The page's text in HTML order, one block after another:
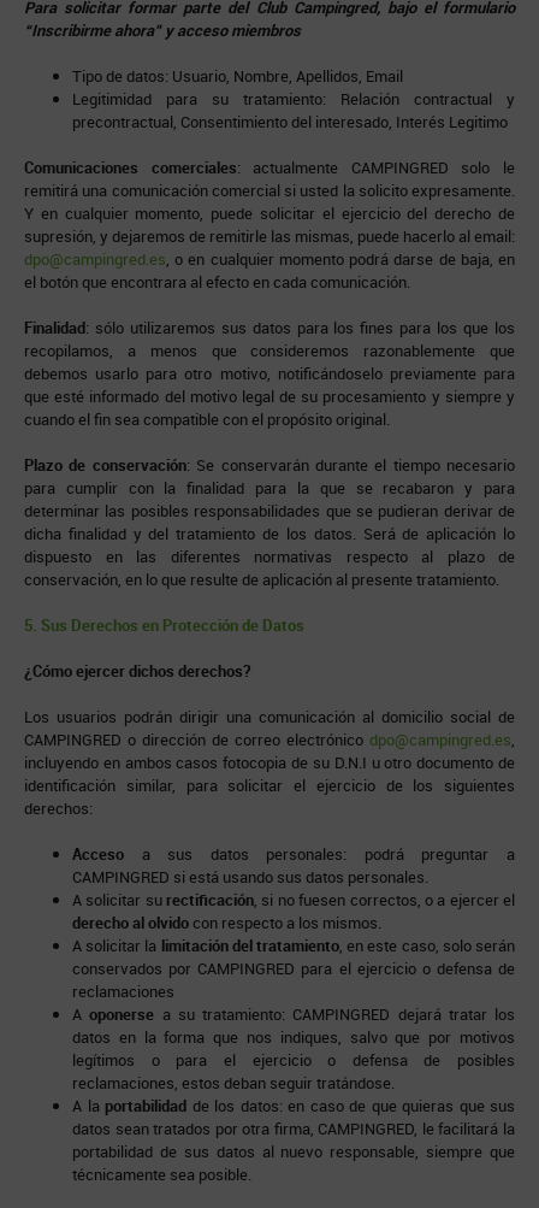
Para solicitar formar parte del Club Campingred, bajo el formulario
“Inscribirme ahora” y acceso miembros
Tipo de datos: Usuario, Nombre, Apellidos, Email
Legitimidad para su tratamiento: Relación contractual y
precontractual, Consentimiento del interesado, Interés Legitimo
Comunicaciones comerciales: actualmente CAMPINGRED solo le
remitirá una comunicación comercial si usted la solicito expresamente.
Y en cualquier momento, puede solicitar el ejercicio del derecho de
supresión, y dejaremos de remitirle las mismas, puede hacerlo al email:
dpo@campingred.es, o en cualquier momento podrá darse de baja, en
el botón que encontrara al efecto en cada comunicación.
Finalidad: sólo utilizaremos sus datos para los fines para los que los
recopilamos, a menos que consideremos razonablemente que
debemos usarlo para otro motivo, notificándoselo previamente para
que esté informado del motivo legal de su procesamiento y siempre y
cuando el fin sea compatible con el propósito original.
Plazo de conservación: Se conservarán durante el tiempo necesario
para cumplir con la finalidad para la que se recabaron y para
determinar las posibles responsabilidades que se pudieran derivar de
dicha finalidad y del tratamiento de los datos. Será de aplicación lo
dispuesto en las diferentes normativas respecto al plazo de
conservación, en lo que resulte de aplicación al presente tratamiento.
5. Sus Derechos en Protección de Datos
¿Cómo ejercer dichos derechos?
Los usuarios podrán dirigir una comunicación al domicilio social de
CAMPINGRED o dirección de correo electrónico dpo@campingred.es,
incluyendo en ambos casos fotocopia de su D.N.I u otro documento de
identificación similar, para solicitar el ejercicio de los siguientes
derechos:
Acceso a sus datos personales: podrá preguntar a
CAMPINGRED si está usando sus datos personales.
A solicitar su rectificación, si no fuesen correctos, o a ejercer el
derecho al olvidocon respecto a los mismos.
A solicitar la limitación del tratamiento, en este caso, solo serán
conservados por CAMPINGRED para el ejercicio o defensa de
reclamaciones
Aoponerse a su tratamiento: CAMPINGRED dejará tratar los
datos en la forma que nos indiques, salvo que por motivos
legítimos o para el ejercicio o defensa de posibles
reclamaciones, estos deban seguir tratándose.
A la portabilidad de los datos: en caso de que quieras que sus
datos sean tratados por otra firma, CAMPINGRED, le facilitará la
portabilidad de sus datos al nuevo responsable, siempre que
técnicamente sea posible.